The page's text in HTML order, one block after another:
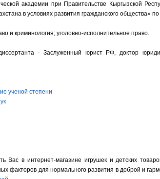
академии при Правительстве Кыргызской
в условиях развития гражданского общества»
и криминология; уголовно-исполнительное право.
- Заслуженный юрист РФ, доктор
ученой степени
Вас в интернет-магазине игрушек и детских
факторов для нормального развития в доброй и